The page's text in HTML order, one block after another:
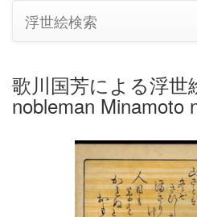
浮世絵検索
歌川国芳による浮世
nobleman Minamoto